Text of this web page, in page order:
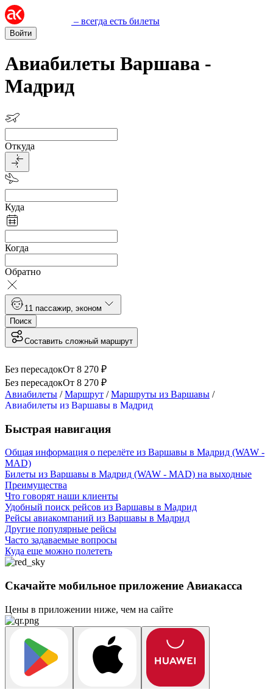
– всегда есть билеты
Войти
Авиабилеты Варшава -
Мадрид
Откуда
Куда
Когда
Обратно
1 1 пассажир эконом
Поиск
Составить сложный маршрут
Без пересадокОт 8 270 ₽
Без пересадокОт 8 270 ₽
Авиабилеты /Маршрут /Маршруты из Варшавы /
Авиабилеты из Варшавы в Мадрид
Быстрая навигация
Общая информация о перелёте из Варшавы в Мадрид (WAW -
MAD)
Билеты из Варшавы в Мадрид (WAW - MAD) на выходные
Преимущества
Что говорят наши клиенты
Удобный поиск рейсов из Варшавы в Мадрид
Рейсы авиакомпаний из Варшавы в Мадрид
Другие популярные рейсы
Часто задаваемые вопросы
Куда еще можно полететь
Скачайте мобильное приложение Авиакасса
Цены в приложении ниже, чем на сайте